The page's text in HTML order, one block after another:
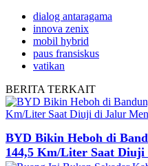
dialog antaragama
innova zenix
mobil hybrid
paus fransiskus
vatikan
BERITA TERKAIT
BYD Bikin Heboh di
144,5 Km/Liter Saat